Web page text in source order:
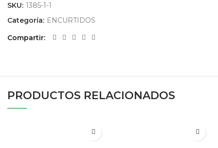
SKU: 1385-1-1
Categoría: ENCURTIDOS
Compartir
PRODUCTOS RELACIONADOS